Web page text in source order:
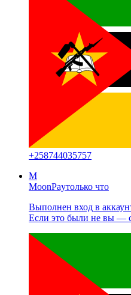
+258744035757
M
MoonPayтолько что
Выполнен вход в
Если это были не вы —